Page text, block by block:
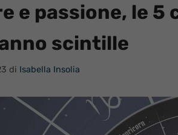
e passione, le 5
scintille
di Isabella Insolia